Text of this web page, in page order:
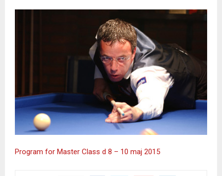
Program for Master Class d 8 – 10 maj 2015